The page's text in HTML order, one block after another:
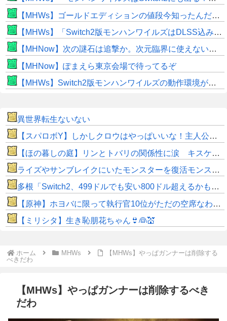
【MHWs】ゴールドエディションの値段今知ったんだけどやっっっっっっすwwwww
【MHWs】「Switch2版モンハンワイルズはDLSS込みで最大1440p動作」
【MHNow】次の謎石は追撃か。次元臨界に使えない時点で闘気活性以下のスキルだわ
【MHNow】ぽまえら東京会場で待ってるぞ
【MHWs】Switch2版モンハンワイルズの動作環境が判明！
異世界転生ないない
【スパロボY】しかしクロウはやっぱいいな！主人公として魅力的すぎる…！
【ほの暮しの庭】リンとトバリの関係性に涙 キスケの株も急上昇
ライズやサンブレイクにいたモンスターを復活モンスターと呼ぶのはやめよう
多根「Switch2、499ドルでも安い800ドル超えるかも。PS5は直近での値上げ可能性低い」
【原神】ホヨバに限って執行官10位がただの空席なわけない！
【ミリシタ】生き恥朋花ちゃん👙👰💒
ホーム MHWs
【MHWs】やっぱガンナーは削除する
べきだわ
【MHWs】やっぱガンナーは削除するべき
だわ